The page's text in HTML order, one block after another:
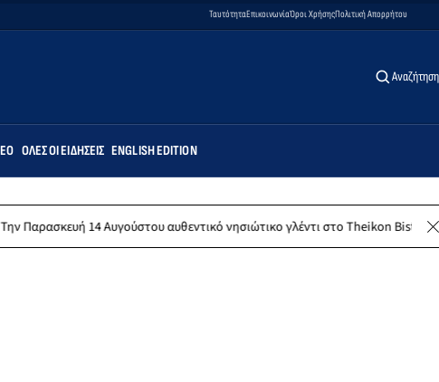
ΤαυτότηταΕπικοινωνίαΌροι ΧρήσηςΠολιτική Απορρήτου
Αναζήτηση
ΌΛΕΣ ΟΙ ΕΙΔΉΣΕΙΣ ENGLISH EDITION
αυθεντικό νησιώτικο γλέντι στο Theikon Bistro Restaurant!